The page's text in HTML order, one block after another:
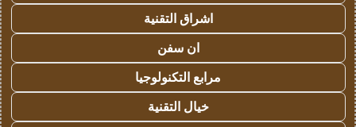
اشراق التقنية
ان سفن
مرابع التكنولوجيا
خيال التقنية